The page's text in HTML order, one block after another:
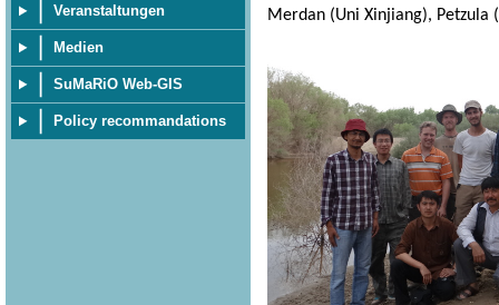
Veranstaltungen
Medien
SuMaRiO Web-GIS
Policy recommandations
Merdan (Uni Xinjiang), Petzula